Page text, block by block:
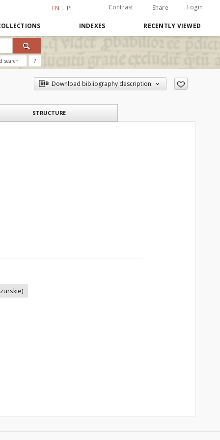
EN PL Contrast Share Login
INDEXES RECENTLY VIEWED
search ?
Download bibliography description
STRUCTURE